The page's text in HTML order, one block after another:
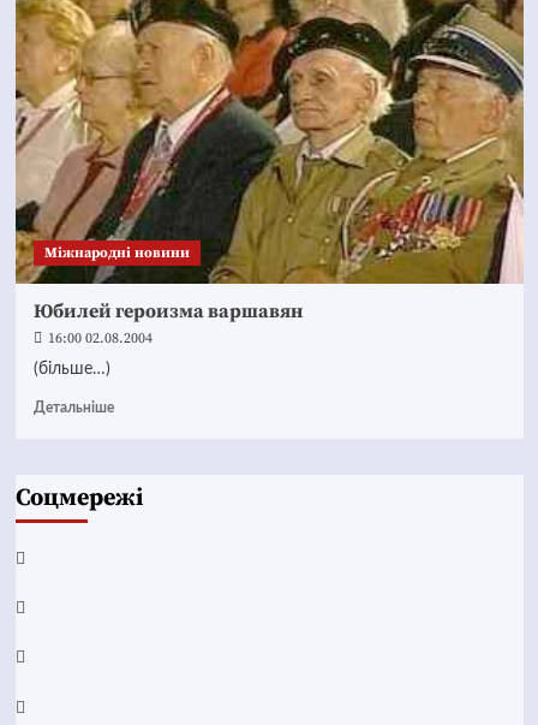
Міжнародні новини
Юбилей героизма варшавян
16:00 02.08.2004
(більше…)
Детальніше
Соцмережі
Facebook
YouTube
Telegram
Instagram